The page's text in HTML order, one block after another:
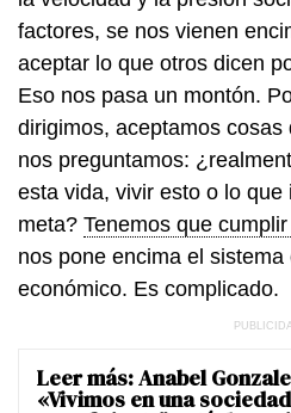
factores, se nos vienen
aceptar lo que otros dicen
Eso nos pasa un montón.
dirigimos, aceptamos
nos preguntamos:
esta vida, vivir esto o lo
meta? Tenemos que
nos pone encima el
económico. Es complicado.
Leer más:Anabel
«Vivimos en una